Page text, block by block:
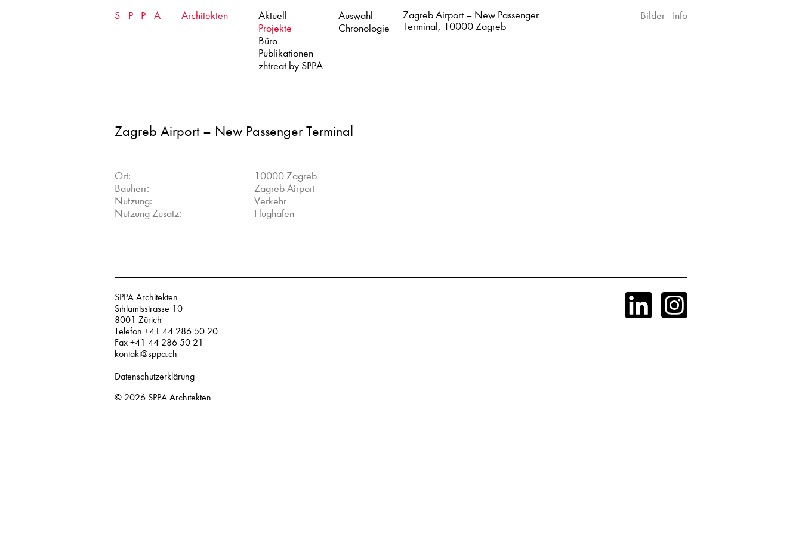
SPPA Architekten
Aktuell
Projekte
Auswahl
Chronologie
Büro
Publikationen
zhtreat by SPPA
Zagreb Airport – New Passenger
Terminal, 10000 Zagreb
Bilder Info
Zagreb Airport – New Passenger Terminal
Ort:
10000 Zagreb
Bauherr:
Zagreb Airport
Nutzung:
Verkehr
Nutzung Zusatz:
Flughafen
SPPA Architekten
Sihlamtsstrasse 10
8001 Zürich
Telefon +41 44 286 50 20
Fax +41 44 286 50 21
kontakt@sppa.ch
Datenschutzerklärung
© 2026 SPPA Architekten